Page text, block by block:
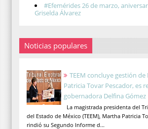
#Efemérides 26 de marzo,
Griselda Álvarez
Noticias populares
TEEM concluye gestión
Patricia Tovar Pescador, es
gobernadora Delfina Gómez
La magistrada presidenta del
del Estado de México (TEEM), Martha Patricia
rindió su Segundo Informe d...